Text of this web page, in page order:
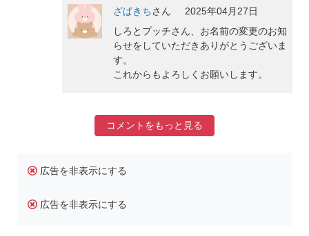
ざぱきちさん
2025年04月27日
しろとプッチさん、お名前の変更のお知
らせをしていただきありがとうございま
す。
これからもよろしくお願いします。
コメントをもっと見る
広告を非表示にする
広告を非表示にする